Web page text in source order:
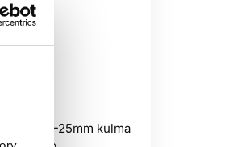
2 13-25mm kulma